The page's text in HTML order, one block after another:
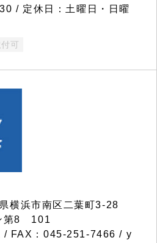
/ 定休日：土曜日・日曜
可
横浜市南区二葉町3-28
第8 101
FAX：045-251-7466 / y